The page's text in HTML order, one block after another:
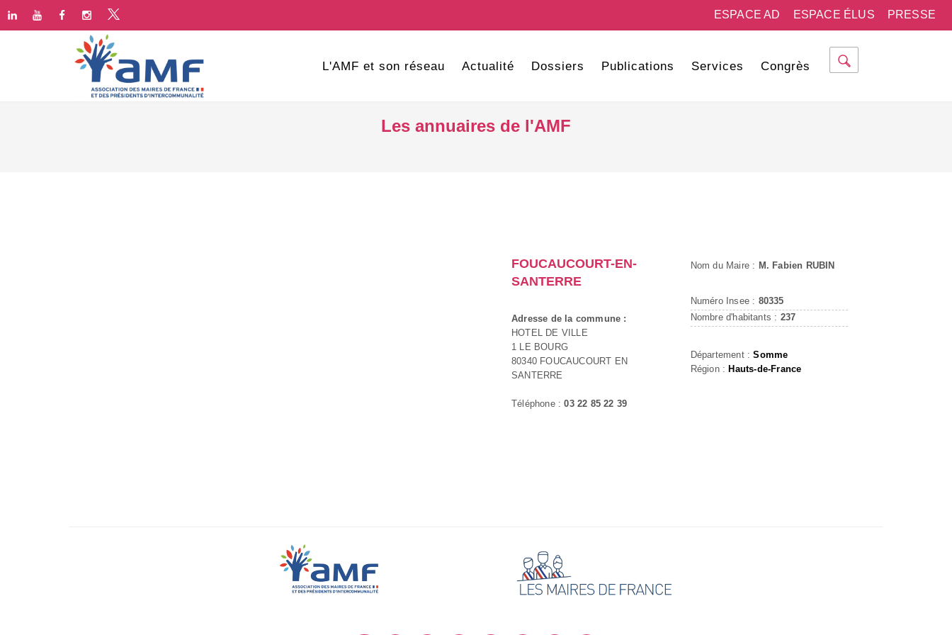
PRESSE
ESPACE ÉLUS
ESPACE AD
L'AMF et son réseau Actualité Dossiers Publications Services Congrès
Les annuaires de l'AMF
FOUCAUCOURT-EN-
SANTERRE
Adresse de la commune :
HOTEL DE VILLE
1 LE BOURG
80340 FOUCAUCOURT EN
SANTERRE
Téléphone :03 22 85 22 39
Nom du Maire : M. Fabien RUBIN
Numéro Insee : 80335
Nombre d'habitants : 237
Département :Somme
Région : Hauts-de-France